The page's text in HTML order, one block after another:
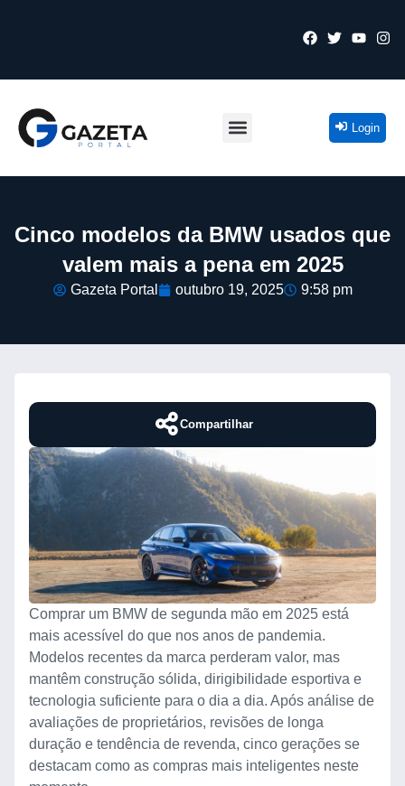
Login
Cinco modelos da BMW usados que
valem mais a pena em 2025
Gazeta Portal outubro 19, 2025 9:58 pm
Compartilhar
Comprar um BMW de segunda mão em 2025 está
mais acessível do que nos anos de pandemia.
Modelos recentes da marca perderam valor, mas
mantêm construção sólida, dirigibilidade esportiva e
tecnologia suficiente para o dia a dia. Após análise de
avaliações de proprietários, revisões de longa
duração e tendência de revenda, cinco gerações se
destacam como as compras mais inteligentes neste